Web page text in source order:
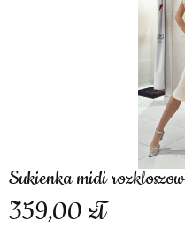
Sukienka midi
359,00